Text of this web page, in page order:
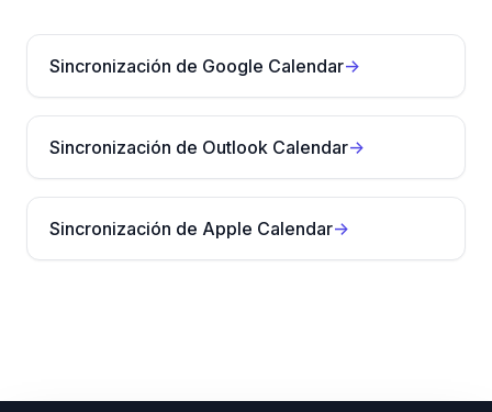
Sincronización de Google Calendar→
Sincronización de Outlook Calendar→
Sincronización de Apple Calendar→